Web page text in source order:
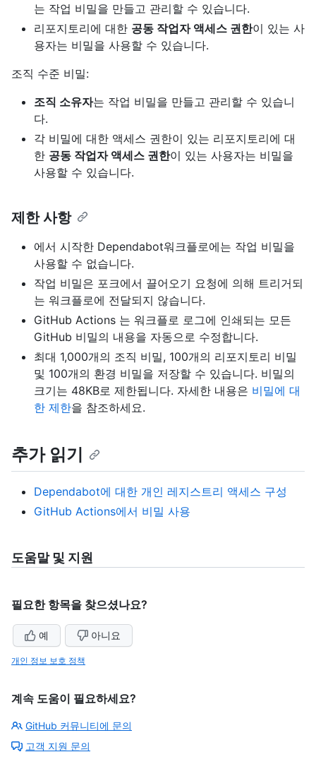
는 작업 비밀을 만들고 관리할 수 있습니다.
리포지토리에 대한 공동 작업자 액세스 권한이 있는 사
용자는 비밀을 사용할 수 있습니다.
조직 수준 비밀:
조직 소유자는 작업 비밀을 만들고 관리할 수 있습니
다.
각 비밀에 대한 액세스 권한이 있는 리포지토리에 대
한 공동 작업자 액세스 권한이 있는 사용자는 비밀을
사용할 수 있습니다.
제한 사항
에서 시작한 Dependabot워크플로에는 작업 비밀을
사용할 수 없습니다.
작업 비밀은 포크에서 끌어오기 요청에 의해 트리거되
는 워크플로에 전달되지 않습니다.
GitHub Actions 는 워크플로 로그에 인쇄되는 모든
GitHub 비밀의 내용을 자동으로 수정합니다.
최대 1,000개의 조직 비밀, 100개의 리포지토리 비밀
및 100개의 환경 비밀을 저장할 수 있습니다. 비밀의
크기는 48KB로 제한됩니다. 자세한 내용은 비밀에 대
한 제한을 참조하세요.
추가 읽기
Dependabot에 대한 개인 레지스트리 액세스 구성
GitHub Actions에서 비밀 사용
도움말 및 지원
필요한 항목을 찾으셨나요?
예 아니요
개인 정보 보호 정책
계속 도움이 필요하세요?
GitHub 커뮤니티에 문의
고객 지원 문의